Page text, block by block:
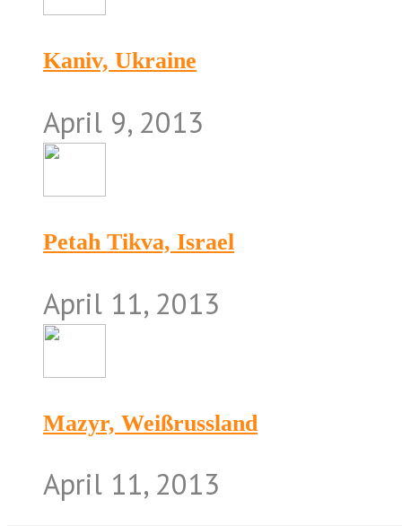
Kaniv, Ukraine
April 9, 2013
Petah Tikva, Israel
April 11, 2013
Mazyr, Weißrussland
April 11, 2013